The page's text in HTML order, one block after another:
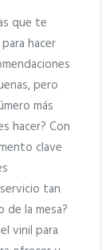
que te
hacer
pero
más
hacer? Con
clave
tan
la mesa?
vinil para